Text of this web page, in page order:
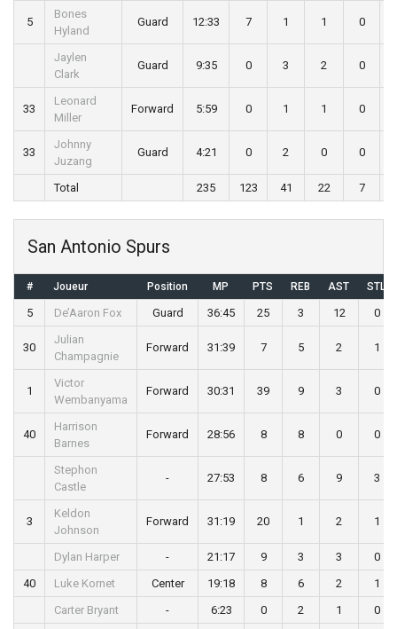
5
Bones
Hyland
Guard 12:33 7 1 1 0
Jaylen
Clark
Guard 9:35 0 3 2 0
33
Leonard
Miller
Forward 5:59 0 1 1 0
33
Johnny
Juzang
Guard 4:21 0 2 0 0
Total 235 123 41 22 7
San Antonio Spurs
# Joueur Position MP PTS REB AST STL
5 De’Aaron Fox Guard 36:45 25 3 12 0
30
Julian
Champagnie
Forward 31:39 7 5 2 1
1
Victor
Wembanyama
Forward 30:31 39 9 3 0
40
Harrison
Barnes
Forward 28:56 8 8 0 0
Stephon
Castle
- 27:53 8 6 9 3
3
Keldon
Johnson
Forward 31:19 20 1 2 1
Dylan Harper - 21:17 9 3 3
0
40
Luke Kornet Center 19:18 8 6 2
1
Carter Bryant
- 6:23 0 2 1 0